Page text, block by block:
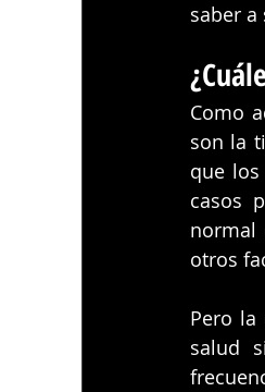
saber
Como
son la
que
casos
normal
otros
Pero la
salud